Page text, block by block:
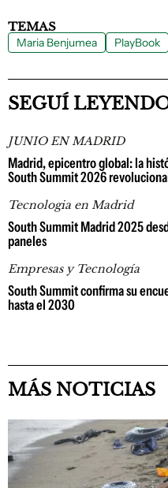
TEMAS
Maria Benjumea PlayBook
SEGUÍ
JUNIO EN MADRID
Madrid, epicentro global: la
South Summit 2026
Tecnologia en Madrid
South Summit Madrid 2025
paneles
Empresas y Tecnología
South Summit confirma su
hasta el 2030
MÁS NOTICIAS